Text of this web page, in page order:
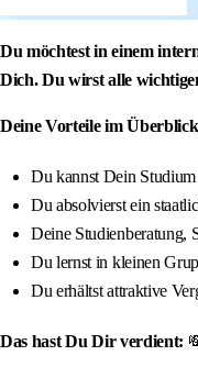
Du möchtest in einem
Dich. Du wirst alle
Deine Vorteile im
Du kannst Dein
Du absolvierst ein
Deine Studienberatung,
Du lernst in kleinen
Du erhältst attraktive
Das hast Du Dir verdient: